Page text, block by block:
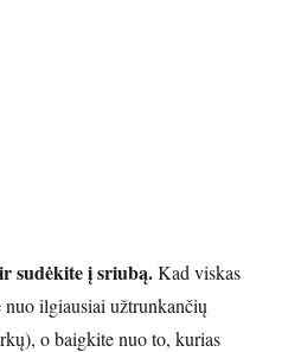
sudėkite į sriubą.Kad viskas
ilgiausiai užtrunkančių
o baigkite nuo to, kurias